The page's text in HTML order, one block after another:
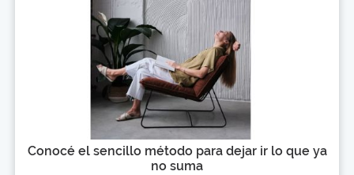
Conocé el sencillo método para dejar ir lo que ya
no suma